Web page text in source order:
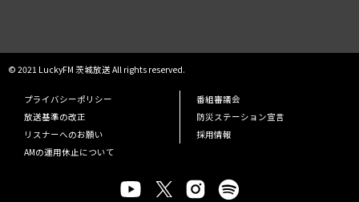
© 2021 LuckyFM 茨城放送 All rights reserved.
プライバシーポリシー
番組審議会
放送基準の改正
防災ステーション宣言
リスナーへのお願い
採用情報
AMの運用休止について